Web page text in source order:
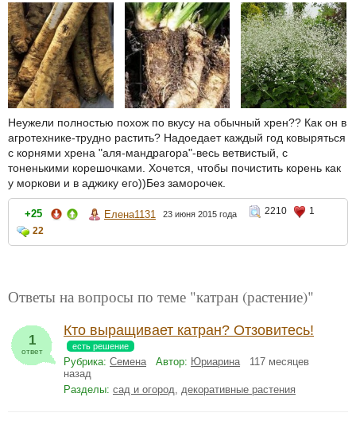
Неужели полностью похож по вкусу на обычный хрен?? Как он в
агротехнике-трудно растить? Надоедает каждый год ковыряться
с корнями хрена "аля-мандрагора"-весь ветвистый, с
тоненькими корешочками. Хочется, чтобы почистить корень как
у моркови и в аджику его))Без заморочек.
+25 Елена1131 23 июня 2015 года 2210
1
22
Ответы на вопросы по теме "катран (растение)"
1
ответ
Кто выращивает катран? Отзовитесь!
есть решение
Рубрика: Семена Автор: Юриарина117 месяцев
назад
Разделы: сад и огород, декоративные растения